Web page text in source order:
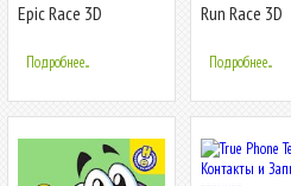
Epic Race 3D
Подробнее...
Run Race 3D
Подробнее...